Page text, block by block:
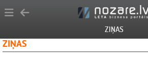
ZIŅAS
ZIŅAS